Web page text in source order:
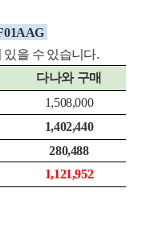
있을 수 있습니다.
다나와 구매
1,508,000
1,402,440
280,488
1,121,952